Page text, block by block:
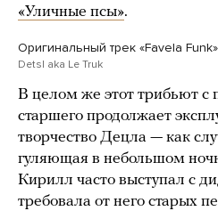
«Уличные псы».
Оригинальный трек «Favela Funk»
Detsl aka Le Truk
В целом же этот трибьют с
старшего продолжает
творчество Децла — как
гуляющая в небольшом
Кирилл часто выступал с
требовала от него старых